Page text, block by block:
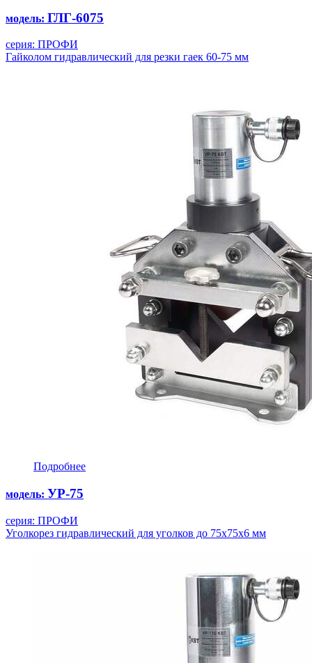
модель: ГЛГ-6075
серия: ПРОФИ
Гайколом гидравлический для резки гаек 60-75 мм
Подробнее
модель: УР-75
серия: ПРОФИ
Уголкорез гидравлический для уголков до 75х75х6 мм